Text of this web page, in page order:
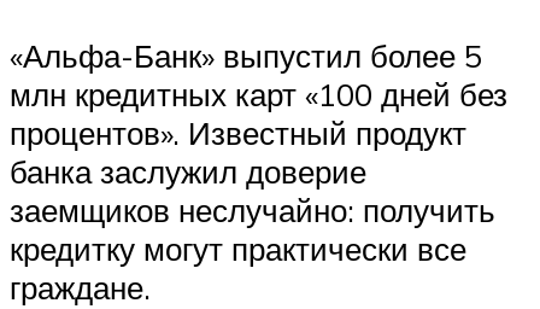
«Альфа-Банк» выпустил более 5
млн кредитных карт «100 дней без
процентов». Известный продукт
банка заслужил доверие
заемщиков неслучайно: получить
кредитку могут практически все
граждане.